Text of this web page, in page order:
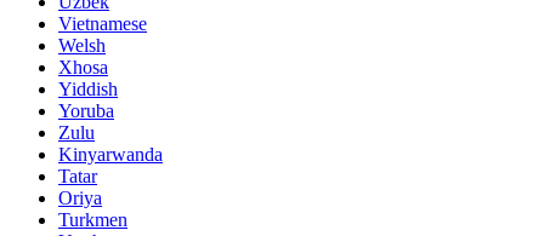
Vietnamese
Welsh
Xhosa
Yiddish
Yoruba
Zulu
Kinyarwanda
Tatar
Oriya
Turkmen